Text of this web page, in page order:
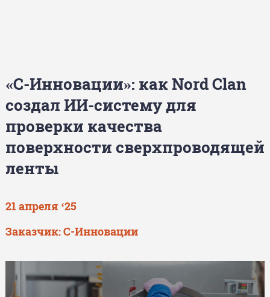
«С-Инновации»: как Nord Clan
создал ИИ-систему для
проверки качества
поверхности сверхпроводящей
ленты
21 апреля ‘25
Заказчик: С-Инновации